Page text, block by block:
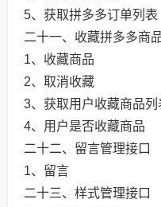
5、获取拼多多订单列表
二十一、收藏拼多多商
1、收藏商品
2、取消收藏
3、获取用户收藏商品
4、用户是否收藏商品
二十二、留言管理接口
1、留言
二十三、样式管理接口